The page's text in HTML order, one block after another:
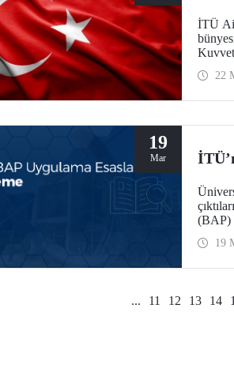
İTÜ
22
19
Mar
(BAP)
19
... 11 12 13 14